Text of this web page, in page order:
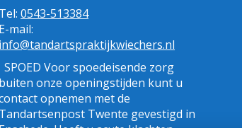
Tel:0543-513384
E-mail:
info@tandartspraktijkwiechers.nl
SPOED Voor spoedeisende zorg
buiten onze openingstijden kunt u
opnemen met de
Tandartsenpost Twente gevestigd in
Heeft u acute klachten,